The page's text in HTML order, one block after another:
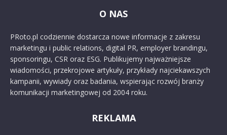
O NAS
PRoto.pl codziennie dostarcza nowe informacje z zakresu
marketingu i public relations, digital PR, employer brandingu,
sponsoringu, CSR oraz ESG. Publikujemy najważniejsze
wiadomości, przekrojowe artykuły, przykłady najciekawszych
kampanii, wywiady oraz badania, wspierając rozwój branży
komunikacji marketingowej od 2004 roku.
REKLAMA